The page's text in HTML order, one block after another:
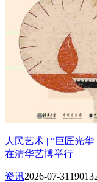
人民艺术 | “巨匠光
在清华艺博举行
资讯2026-07-31